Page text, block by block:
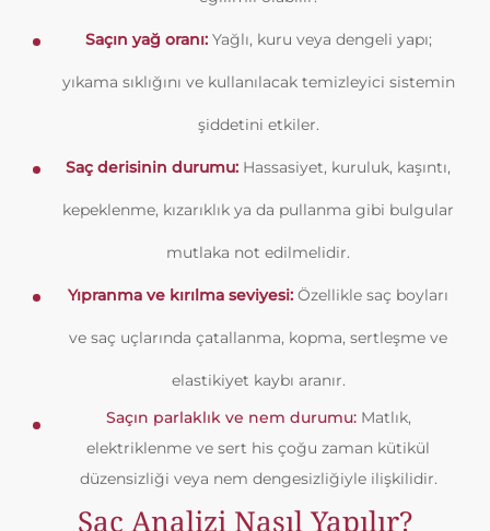
Saçın yağ oranı:Yağlı, kuru veya dengeli yapı;
yıkama sıklığını ve kullanılacak temizleyici sistemin
şiddetini etkiler.
Saç derisinin durumu: Hassasiyet, kuruluk, kaşıntı,
kepeklenme, kızarıklık ya da pullanma gibi bulgular
mutlaka not edilmelidir.
Yıpranma ve kırılma seviyesi: Özellikle saç boyları
ve saç uçlarında çatallanma, kopma, sertleşme ve
elastikiyet kaybı aranır.
Saçın parlaklık ve nem durumu:Matlık,
elektriklenme ve sert his çoğu zaman kütikül
düzensizliği veya nem dengesizliğiyle ilişkilidir.
Saç Analizi Nasıl Yapılır?